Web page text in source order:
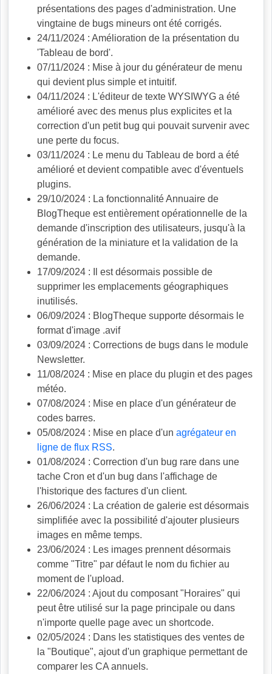
présentations des pages d'administration. Une
vingtaine de bugs mineurs ont été corrigés.
24/11/2024 : Amélioration de la présentation du
'Tableau de bord'.
07/11/2024 : Mise à jour du générateur de menu
qui devient plus simple et intuitif.
04/11/2024 : L'éditeur de texte WYSIWYG a été
amélioré avec des menus plus explicites et la
correction d'un petit bug qui pouvait survenir avec
une perte du focus.
03/11/2024 : Le menu du Tableau de bord a été
amélioré et devient compatible avec d'éventuels
plugins.
29/10/2024 : La fonctionnalité Annuaire de
BlogTheque est entièrement opérationnelle de la
demande d'inscription des utilisateurs, jusqu'à la
génération de la miniature et la validation de la
demande.
17/09/2024 : Il est désormais possible de
supprimer les emplacements géographiques
inutilisés.
06/09/2024 : BlogTheque supporte désormais le
format d'image .avif
03/09/2024 : Corrections de bugs dans le module
Newsletter.
11/08/2024 : Mise en place du plugin et des pages
météo.
07/08/2024 : Mise en place d'un générateur de
codes barres.
05/08/2024 : Mise en place d'un agrégateur en
ligne de flux RSS.
01/08/2024 : Correction d'un bug rare dans une
tache Cron et d'un bug dans l'affichage de
l'historique des factures d'un client.
26/06/2024 : La création de galerie est désormais
simplifiée avec la possibilité d'ajouter plusieurs
images en même temps.
23/06/2024 : Les images prennent désormais
comme "Titre" par défaut le nom du fichier au
moment de l'upload.
22/06/2024 : Ajout du composant "Horaires" qui
peut être utilisé sur la page principale ou dans
n'importe quelle page avec un shortcode.
02/05/2024 : Dans les statistiques des ventes de
la "Boutique", ajout d'un graphique permettant de
comparer les CA annuels.